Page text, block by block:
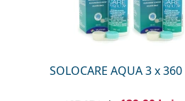
SOLOCARE AQUA 3 x